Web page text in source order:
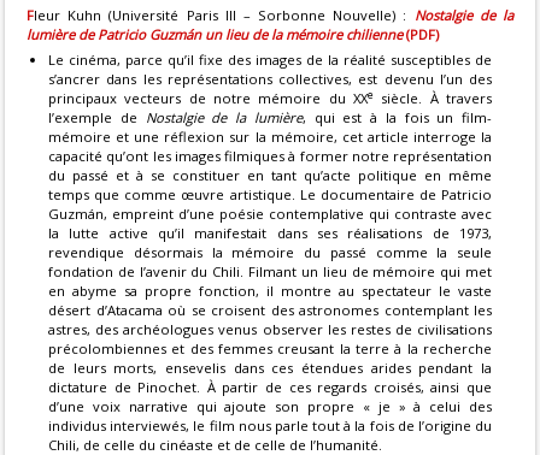
Fleur Kuhn (Université Paris III – Sorbonne Nouvelle) : Nostalgie de la
lumière de Patricio Guzmán un lieu de la mémoire chilienne(PDF)
Le cinéma, parce qu’il fixe des images de la réalité susceptibles de
s’ancrer dans les représentations collectives, est devenu l’un des
principaux vecteurs de notre mémoire du XXe
siècle. À travers
l’exemple de Nostalgie de la lumière, qui est à la fois un film-
mémoire et une réflexion sur la mémoire, cet article interroge la
capacité qu’ont les images filmiques à former notre représentation
du passé et à se constituer en tant qu’acte politique en même
temps que comme œuvre artistique. Le documentaire de Patricio
Guzmán, empreint d’une poésie contemplative qui contraste avec
la lutte active qu’il manifestait dans ses réalisations de 1973,
revendique désormais la mémoire du passé comme la seule
fondation de l’avenir du Chili. Filmant un lieu de mémoire qui met
en abyme sa propre fonction, il montre au spectateur le vaste
désert d’Atacama où se croisent des astronomes contemplant les
astres, des archéologues venus observer les restes de civilisations
précolombiennes et des femmes creusant la terre à la recherche
de leurs morts, ensevelis dans ces étendues arides pendant la
dictature de Pinochet. À partir de ces regards croisés, ainsi que
d’une voix narrative qui ajoute son propre « je » à celui des
individus interviewés, le film nous parle tout à la fois de l’origine du
Chili, de celle du cinéaste et de celle de l’humanité.